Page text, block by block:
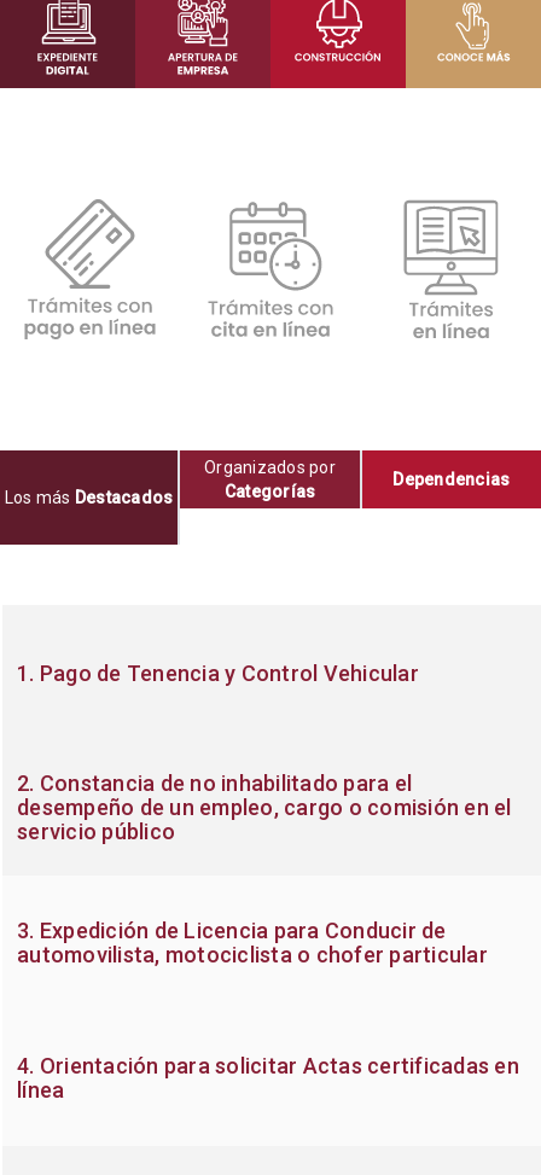
Los más Destacados
Organizados por
Categorías
Dependencias
1. Pago de Tenencia y Control Vehicular
2. Constancia de no inhabilitado para el
desempeño de un empleo, cargo o comisión en el
servicio público
3. Expedición de Licencia para Conducir de
automovilista, motociclista o chofer particular
4. Orientación para solicitar Actas certificadas en
línea